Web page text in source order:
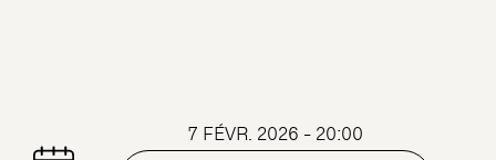
7 FÉVR. 2026 - 20:00